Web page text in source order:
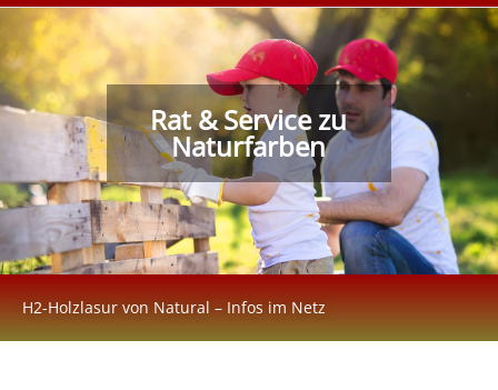
Rat & Service zu
Naturfarben
H2-Holzlasur von Natural – Infos im Netz